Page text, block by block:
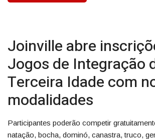
Joinville abre
Jogos de Integração
Terceira Idade com
modalidades
Participantes poderão competir
natação, bocha, dominó, canastra, truco,